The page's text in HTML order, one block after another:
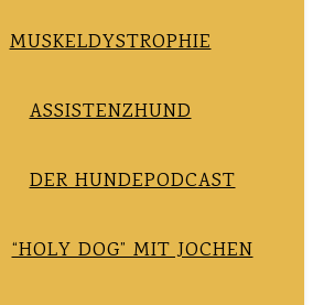
MUSKELDYSTROPHIE
ASSISTENZHUND
DER HUNDEPODCAST
“HOLY DOG” MIT JOCHEN